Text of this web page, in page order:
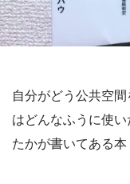
自分がどう公共空
はどんなふうに使
たかが書いてある本